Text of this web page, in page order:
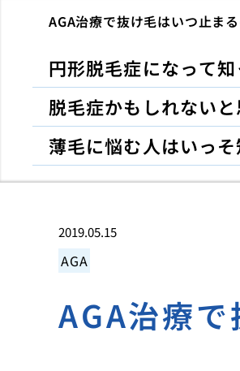
AGA治療で抜け毛はいつ止ま
円形脱毛症になって
脱毛症かもしれないと
薄毛に悩む人はいっ
2019.05.15
AGA
AGA治療